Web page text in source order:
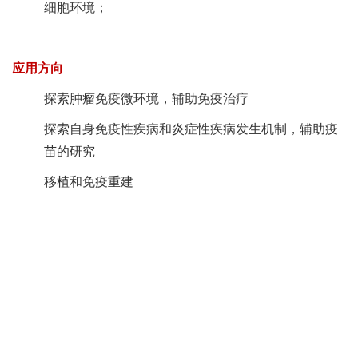
细胞环境；
应用方向
探索肿瘤免疫微环境，辅助免疫治疗
探索自身免疫性疾病和炎症性疾病发生机制，辅助疫
苗的研究
移植和免疫重建